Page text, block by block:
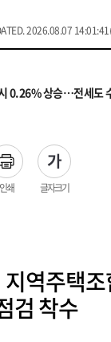
2026.08.07
0.26% 상승…전세도 수
등에 안전 지원 위축까지… 노
현, '처벌과 낙인'에서 '
인쇄 글자크기
역주택
검 착수